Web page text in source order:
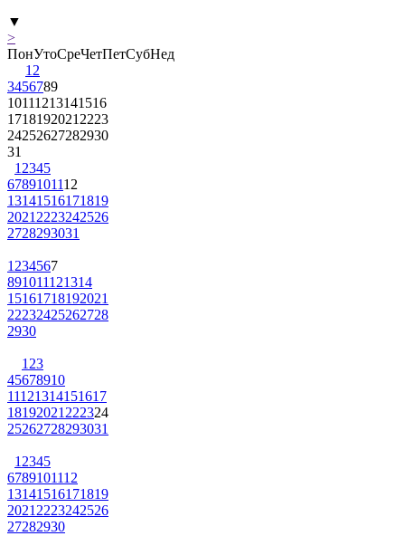
▼
>
ПонУтоСреЧетПетСубНед
12
3456789
10111213141516
17181920212223
24252627282930
31
12345
6789101112
13141516171819
20212223242526
2728293031
1234567
891011121314
15161718192021
22232425262728
2930
123
45678910
11121314151617
18192021222324
25262728293031
12345
6789101112
13141516171819
20212223242526
27282930